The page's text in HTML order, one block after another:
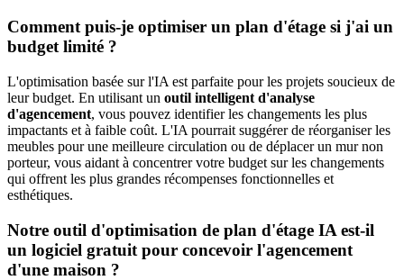
Comment puis-je optimiser un plan d'étage si j'ai un
budget limité ?
L'optimisation basée sur l'IA est parfaite pour les projets soucieux de
leur budget. En utilisant un outil intelligent d'analyse
d'agencement, vous pouvez identifier les changements les plus
impactants et à faible coût. L'IA pourrait suggérer de réorganiser les
meubles pour une meilleure circulation ou de déplacer un mur non
porteur, vous aidant à concentrer votre budget sur les changements
qui offrent les plus grandes récompenses fonctionnelles et
esthétiques.
Notre outil d'optimisation de plan d'étage IA est-il
un logiciel gratuit pour concevoir l'agencement
d'une maison ?